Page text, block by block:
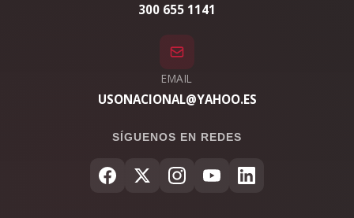
300 655 1141
EMAIL
USONACIONAL@YAHOO.ES
SÍGUENOS EN REDES